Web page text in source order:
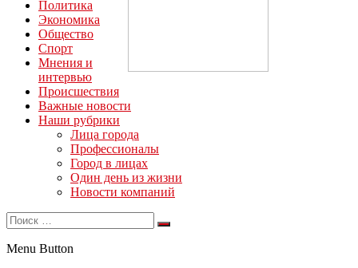
Политика
Экономика
Общество
Спорт
Мнения и
интервью
Происшествия
Важные новости
Наши рубрики
Лица города
Профессионалы
Город в лицах
Один день из жизни
Новости компаний
Menu Button